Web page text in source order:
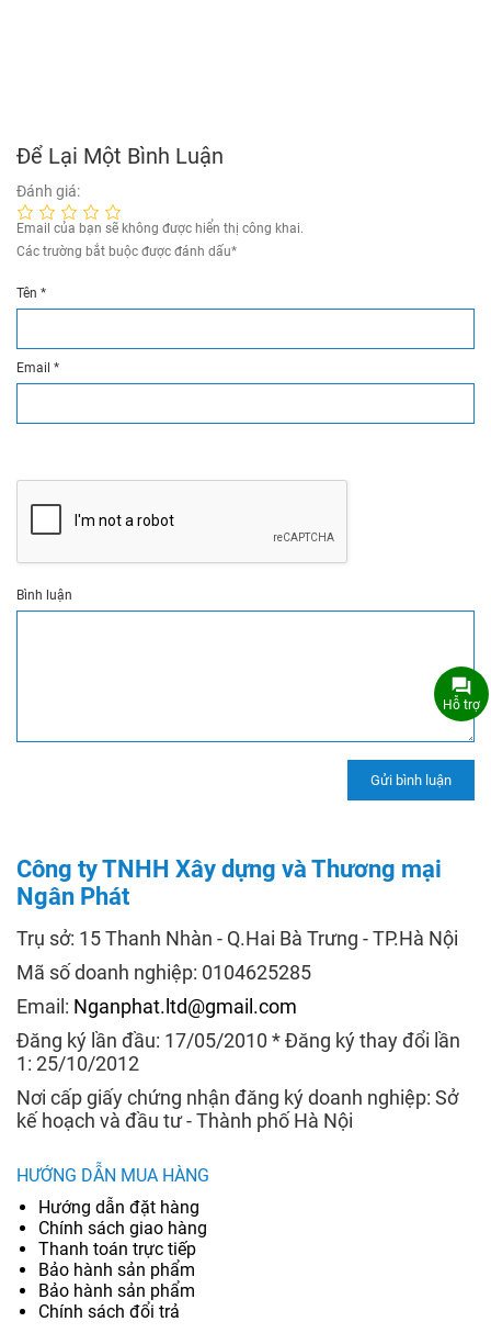
Để Lại Một Bình Luận
Đánh giá:
Email của bạn sẽ không được hiển thị công khai.
Các trường bắt buộc được đánh dấu*
Tên *
Email *
Bình luận
Công ty TNHH Xây dựng và Thương mại
Ngân Phát
Trụ sở: 15 Thanh Nhàn - Q.Hai Bà Trưng - TP.Hà Nội
Mã số doanh nghiệp: 0104625285
Email: Nganphat.ltd@gmail.com
Đăng ký lần đầu: 17/05/2010 * Đăng ký thay đổi lần
1: 25/10/2012
Nơi cấp giấy chứng nhận đăng ký doanh nghiệp: Sở
kế hoạch và đầu tư - Thành phố Hà Nội
HƯỚNG DẪN MUA HÀNG
Hướng dẫn đặt hàng
Chính sách giao hàng
Thanh toán trực tiếp
Bảo hành sản phẩm
Bảo hành sản phẩm
Chính sách đổi trả
Hỗ trợ